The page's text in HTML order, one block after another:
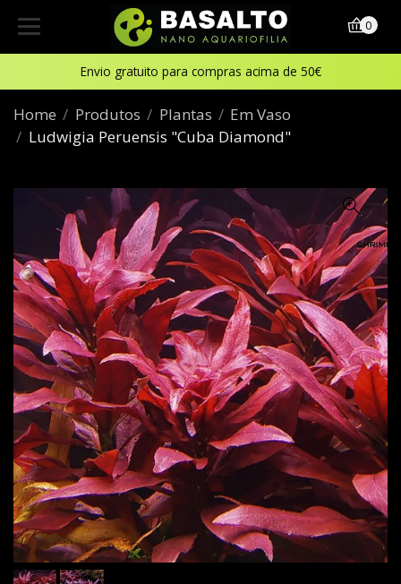
Envio gratuito para compras acima de 50€
0
Home Produtos Plantas
Em Vaso
Ludwigia Peruensis "Cuba Diamond"